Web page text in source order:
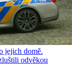
jejich domě.
odvěkou